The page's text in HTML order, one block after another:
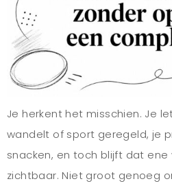
Je herkent het misschien. Je
wandelt of sport geregeld, je
snacken, en toch blijft dat
zichtbaar. Niet groot genoeg